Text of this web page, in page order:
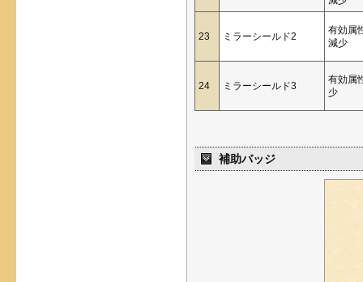
23 ミラーシールド2
有効属
減少
24 ミラーシールド3
有効属
少
補助バッジ